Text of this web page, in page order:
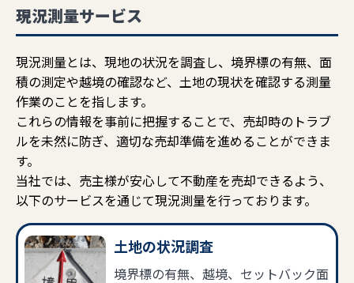
現況測量サービス
現況測量とは、現地の状況を調査し、境界標の有無、面
積の測定や越境の確認など、土地の現状を確認する測量
作業のことを指します。
これらの情報を事前に把握することで、売却時のトラブ
ルを未然に防ぎ、適切な売却準備を進めることができま
す。
当社では、売主様が安心して不動産を売却できるよう、
以下のサービスを通じて現況測量を行っております。
土地の状況調査
境界標の有無、越境、セットバック面